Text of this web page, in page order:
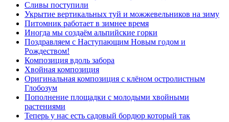
Сливы поступили
Укрытие вертикальных туй и можжевельников на зиму
Питомник работает в зимнее время
Иногда мы создаём альпийские горки
Поздравляем с Наступающим Новым годом и
Рождеством!
Композиция вдоль забора
Хвойная композиция
Оригинальная композиция с клёном остролистным
Глобозум
Пополнение площадки с молодыми хвойными
растениями
Теперь у нас есть садовый бордюр который так